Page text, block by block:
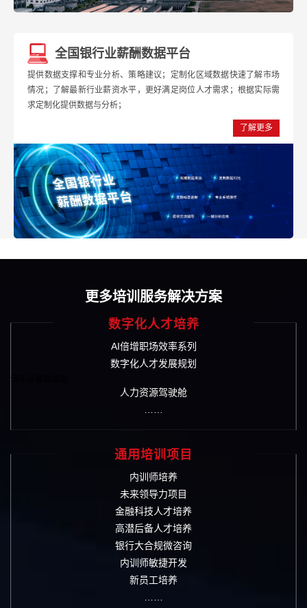
全国银行业薪酬数据平台
提供数据支撑和专业分析、策略建议；定制化区域数据快速了解市场
情况；了解最新行业薪资水平，更好满足岗位人才需求；根据实际需
求定制化提供数据与分析；
了解更多
更多培训服务解决方案
数字化人才培养
AI倍增职场效率系列
数字化人才发展规划
请先设置数据源
人力资源驾驶舱
……
通用培训项目
内训师培养
未来领导力项目
金融科技人才培养
高潜后备人才培养
银行大合规微咨询
内训师敏捷开发
新员工培养
……